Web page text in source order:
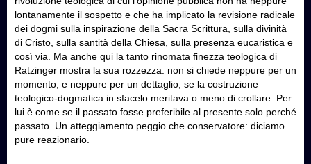
lontanamente il sospetto e che ha implicato la revisione radicale
dei dogmi sulla inspirazione della Sacra Scrittura, sulla divinità
di Cristo, sulla santità della Chiesa, sulla presenza eucaristica e
così via. Ma anche qui la tanto rinomata finezza teologica di
Ratzinger mostra la sua rozzezza: non si chiede neppure per un
momento, e neppure per un dettaglio, se la costruzione
teologico-dogmatica in sfacelo meritava o meno di crollare. Per
lui è come se il passato fosse preferibile al presente solo perché
passato. Un atteggiamento peggio che conservatore: diciamo
pure reazionario.